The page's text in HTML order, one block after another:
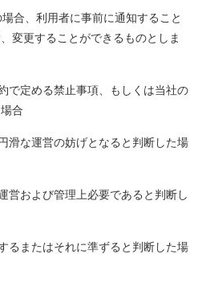
合、利用者に事前に通知すること
変更することができるものとしま
で定める禁止事項、もしくは当社の
合
滑な運営の妨げとなると判断した場
営および管理上必要であると判断し
るまたはそれに準ずると判断した場